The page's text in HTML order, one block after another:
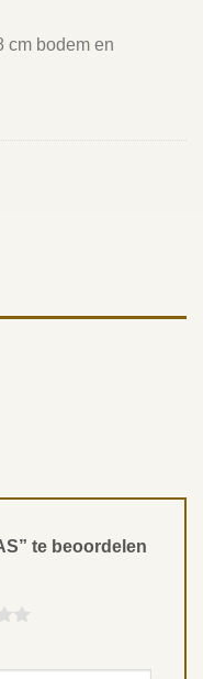
cm bodem en
te beoordelen